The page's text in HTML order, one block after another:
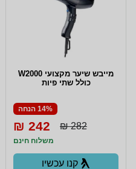
מייבש שיער מקצועי W2000
כולל שתי פיות
14% הנחה
282 ₪
242 ₪
משלוח חינם
קנו עכשיו